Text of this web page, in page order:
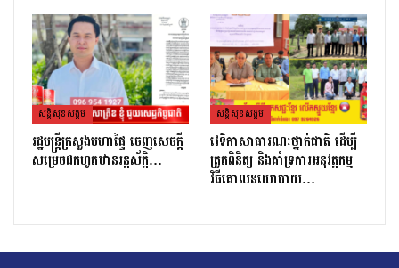
សន្តិសុខសង្គម
រដ្ឋមន្ដ្រីក្រសួងមហាផ្ទៃ ចេញសេចក្តី
សម្រេចដកហូតឋានរន្តស័ក្តិ…
សន្តិសុខសង្គម
វេទិកាសាធារណៈថ្នាក់ជាតិ ដើម្បី
ត្រួតពិនិត្យ និងគាំទ្រការអនុវត្តកម្ម
វិធីគោលនយោបាយ…